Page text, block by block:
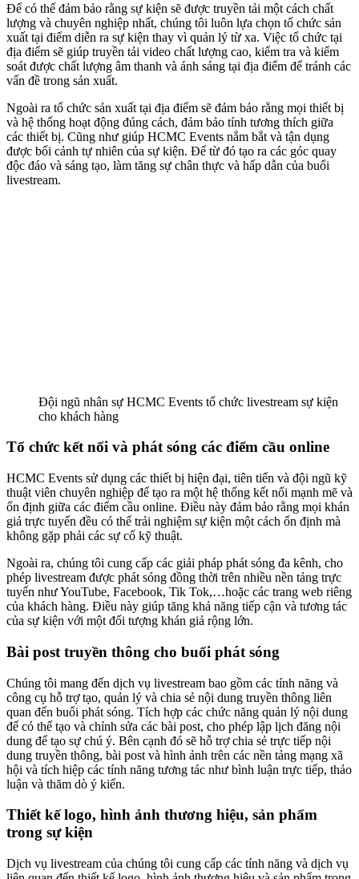
Để có thể đảm bảo rằng sự kiện sẽ được truyền tải một cách chất
lượng và chuyên nghiệp nhất, chúng tôi luôn lựa chọn tổ chức sản
xuất tại điểm diễn ra sự kiện thay vì quản lý từ xa. Việc tổ chức tại
địa điểm sẽ giúp truyền tải video chất lượng cao, kiểm tra và kiểm
soát được chất lượng âm thanh và ánh sáng tại địa điểm để tránh các
vấn đề trong sản xuất.
Ngoài ra tổ chức sản xuất tại địa điểm sẽ đảm bảo rằng mọi thiết bị
và hệ thống hoạt động đúng cách, đảm bảo tính tương thích giữa
các thiết bị. Cũng như giúp HCMC Events nắm bắt và tận dụng
được bối cảnh tự nhiên của sự kiện. Để từ đó tạo ra các góc quay
độc đáo và sáng tạo, làm tăng sự chân thực và hấp dẫn của buổi
livestream.
Đội ngũ nhân sự HCMC Events tổ chức livestream sự kiện
cho khách hàng
Tổ chức kết nối và phát sóng các điểm cầu online
HCMC Events sử dụng các thiết bị hiện đại, tiên tiến và đội ngũ kỹ
thuật viên chuyên nghiệp để tạo ra một hệ thống kết nối mạnh mẽ và
ổn định giữa các điểm cầu online. Điều này đảm bảo rằng mọi khán
giả trực tuyến đều có thể trải nghiệm sự kiện một cách ổn định mà
không gặp phải các sự cố kỹ thuật.
Ngoài ra, chúng tôi cung cấp các giải pháp phát sóng đa kênh, cho
phép livestream được phát sóng đồng thời trên nhiều nền tảng trực
tuyến như YouTube, Facebook, Tik Tok,…hoặc các trang web riêng
của khách hàng. Điều này giúp tăng khả năng tiếp cận và tương tác
của sự kiện với một đối tượng khán giả rộng lớn.
Bài post truyền thông cho buổi phát sóng
Chúng tôi mang đến dịch vụ livestream bao gồm các tính năng và
công cụ hỗ trợ tạo, quản lý và chia sẻ nội dung truyền thông liên
quan đến buổi phát sóng. Tích hợp các chức năng quản lý nội dung
để có thể tạo và chỉnh sửa các bài post, cho phép lập lịch đăng nội
dung để tạo sự chú ý. Bên cạnh đó sẽ hỗ trợ chia sẻ trực tiếp nội
dung truyền thông, bài post và hình ảnh trên các nền tảng mạng xã
hội và tích hiệp các tính năng tương tác như bình luận trực tiếp, thảo
luận và thăm dò ý kiến.
Thiết kế logo, hình ảnh thương hiệu, sản phẩm
trong sự kiện
Dịch vụ livestream của chúng tôi cung cấp các tính năng và dịch vụ